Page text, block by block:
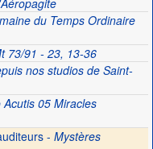
du Temps Ordinaire
73/91 - 23, 13-36
nos studios de Saint-
05 Miracles
- Mystères